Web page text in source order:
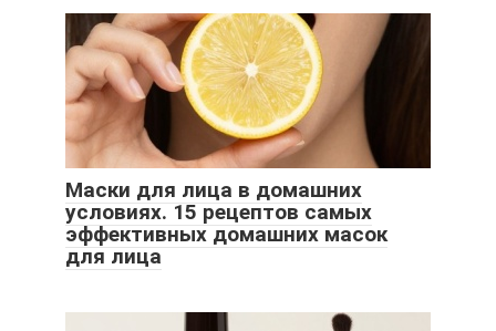
Маски для лица в домашних
условиях. 15 рецептов самых
эффективных домашних масок
для лица